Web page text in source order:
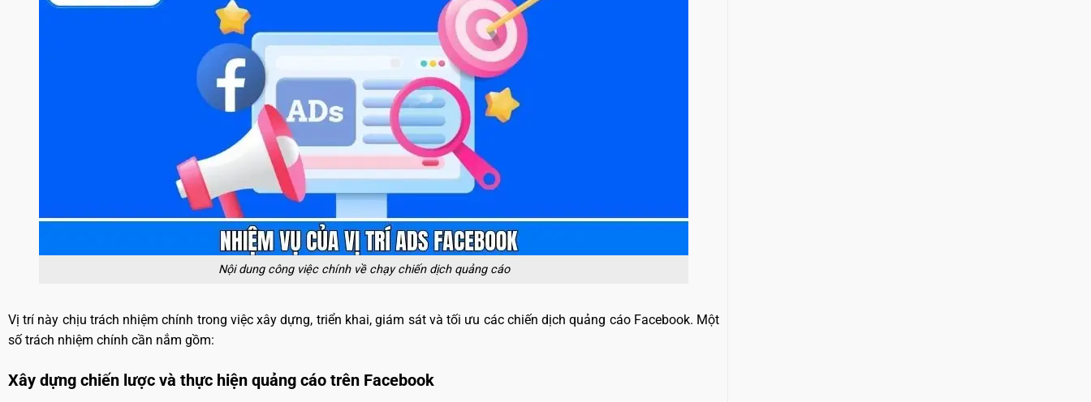
Nội dung công việc chính về chạy chiến dịch quảng cáo
Vị trí này chịu trách nhiệm chính trong việc xây dựng, triển khai, giám sát và tối ưu các chiến dịch quảng cáo Facebook. Một
số trách nhiệm chính cần nắm gồm:
Xây dựng chiến lược và thực hiện quảng cáo trên Facebook